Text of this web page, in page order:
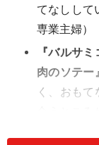
てなしし
専業主婦）
『バルサ
肉のソテー』
く、おも